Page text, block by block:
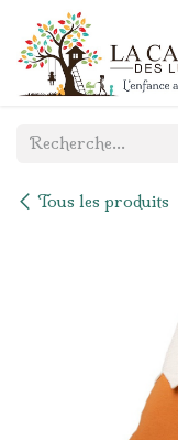
Se rendre au contenu
Tous les produits